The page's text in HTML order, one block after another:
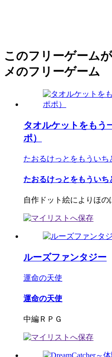
このフリーゲーム
メのフリーゲーム
タオルケットをもう
ポ）
たおるけっとをもういち
たおるけっとをもういち
自作ドット絵によりほの
ルーズファンタジー
運命の天使
運命の天使
中編ＲＰＧ